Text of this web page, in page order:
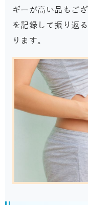
ギーが高い品もご
を記録して振り返
ります。